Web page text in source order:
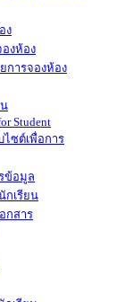
ง
งห้อง
การจองห้อง
Student
ไซต์เพื่อการ
ข้อมูล
กเรียน
กสาร